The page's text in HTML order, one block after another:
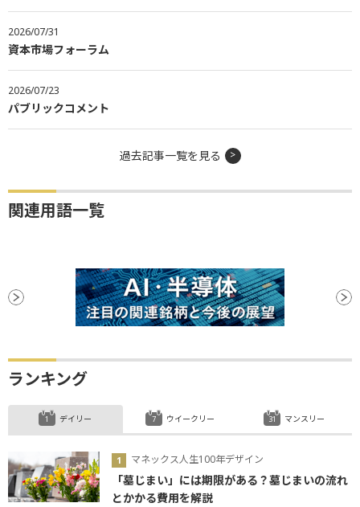
2026/07/31
資本市場フォーラム
2026/07/23
パブリックコメント
過去記事一覧を見る
関連用語一覧
ランキング
デイリー
マネックス人生100年デザイン
「墓じまい」には期限がある？墓じまいの流れ
とかかる費用を解説
ウイークリー マンスリー